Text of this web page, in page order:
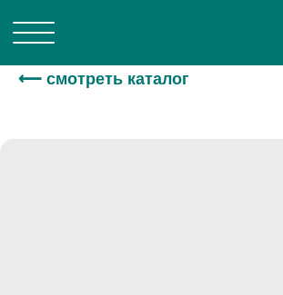
⟵ смотреть каталог